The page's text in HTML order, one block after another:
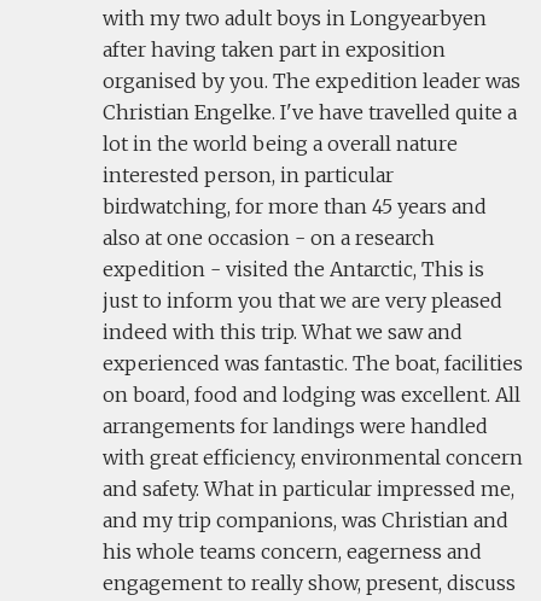
with my two adult boys in Longyearbyen
after having taken part in exposition
organised by you. The expedition leader was
Christian Engelke. I've have travelled quite a
lot in the world being a overall nature
interested person, in particular
birdwatching, for more than 45 years and
also at one occasion - on a research
expedition - visited the Antarctic, This is
just to inform you that we are very pleased
indeed with this trip. What we saw and
experienced was fantastic. The boat, facilities
on board, food and lodging was excellent. All
arrangements for landings were handled
with great efficiency, environmental concern
and safety. What in particular impressed me,
and my trip companions, was Christian and
his whole teams concern, eagerness and
engagement to really show, present, discuss